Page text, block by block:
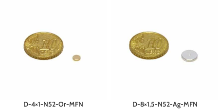
D-4×1-N52-Or-MFN D-8×1,5-N52-Ag-MFN